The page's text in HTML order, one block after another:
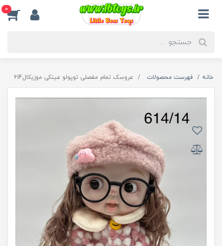
0
خانه فهرست محصولات عروسک تمام مفصلی توپولو عینکی موزیکال614